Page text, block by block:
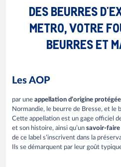
DES BEURRES
METRO, VOTRE
BEURRES ET
Les AOP
par une appellation d’origine protégée
Normandie, le beurre de Bresse, et le
Cette appellation est un gage officiel
et son histoire, ainsi qu’un savoir-faire
de ce label s’inscrivent dans la
Ils se démarquent par leur goût